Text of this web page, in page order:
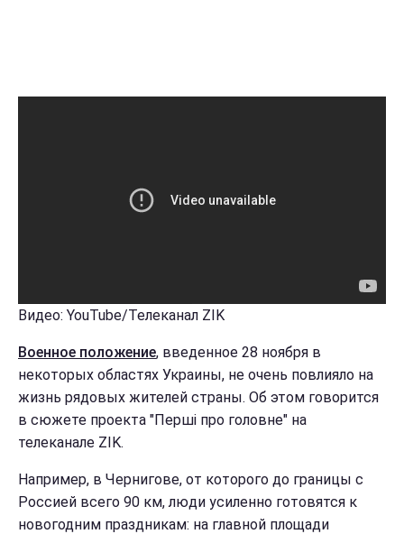
Видео: YouTube/Телеканал ZIK
Военное положение, введенное 28 ноября в
некоторых областях Украины, не очень повлияло на
жизнь рядовых жителей страны. Об этом говорится
в сюжете проекта "Перші про головне" на
телеканале ZIK.
Например, в Чернигове, от которого до границы с
Россией всего 90 км, люди усиленно готовятся к
новогодним праздникам: на главной площади